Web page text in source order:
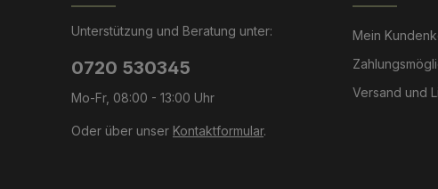
Unterstützung und Beratung unter:
0720 530345
Mo-Fr, 08:00 - 13:00 Uhr
Oder über unser Kontaktformular.
Mein
Versand und